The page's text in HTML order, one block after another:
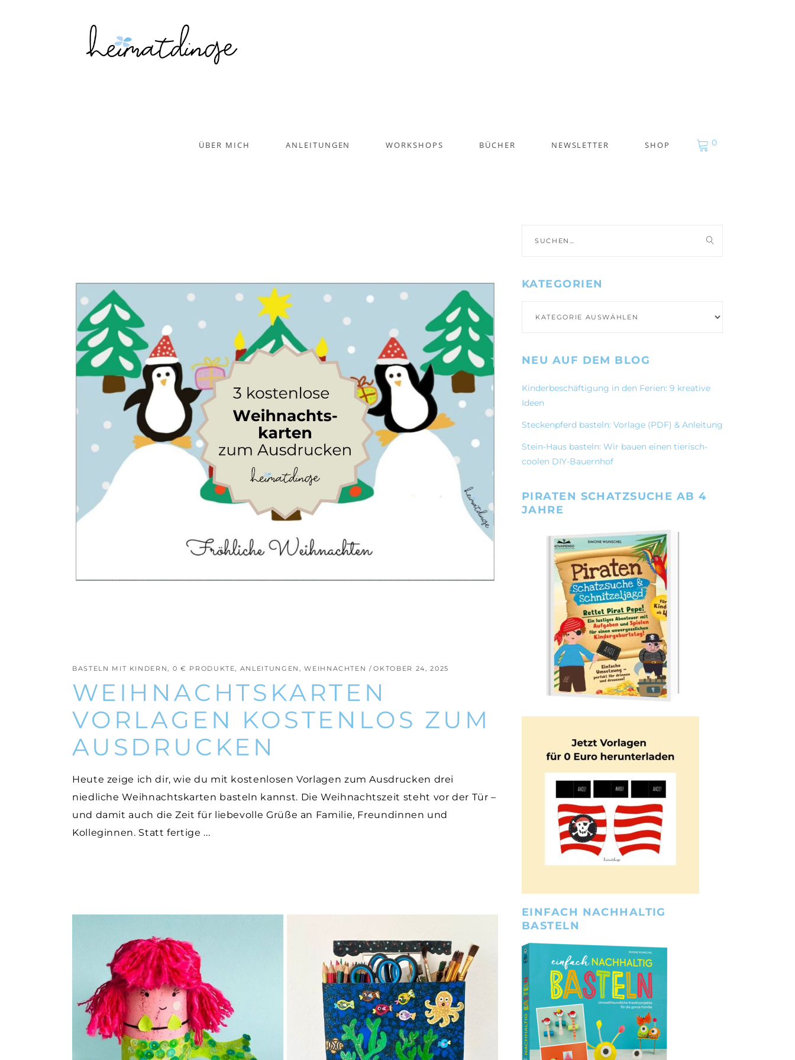
ÜBER MICH ANLEITUNGEN WORKSHOPS BÜCHER NEWSLETTER SHOP 0
BASTELN MIT KINDERN, 0 € PRODUKTE, ANLEITUNGEN ,WEIHNACHTEN OKTOBER 24, 2025
WEIHNACHTSKARTEN
VORLAGEN KOSTENLOS ZUM
AUSDRUCKEN
Heute zeige ich dir, wie du mit kostenlosen Vorlagen zum Ausdrucken drei
niedliche Weihnachtskarten basteln kannst. Die Weihnachtszeit steht vor der Tür –
und damit auch die Zeit für liebevolle Grüße an Familie, Freundinnen und
Kolleginnen. Statt fertige
nach:
KATEGORIEN
NEU AUF DEM BLOG
Kinderbeschäftigung in den Ferien: 9 kreative
Ideen
Steckenpferd basteln: Vorlage (PDF) & Anleitung
Stein-Haus basteln: Wir bauen einen tierisch-
coolen DIY-Bauernhof
PIRATEN SCHATZSUCHE AB 4
JAHRE
EINFACH NACHHALTIG
BASTELN